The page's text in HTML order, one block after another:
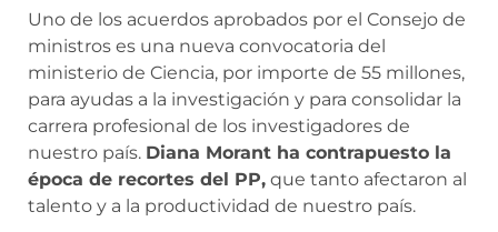
Uno de los acuerdos aprobados por el Consejo de
ministros es una nueva convocatoria del
ministerio de Ciencia, por importe de 55 millones,
para ayudas a la investigación y para consolidar la
carrera profesional de los investigadores de
nuestro país. Diana Morant ha contrapuesto la
época de recortes del PP, que tanto afectaron al
talento y a la productividad de nuestro país.